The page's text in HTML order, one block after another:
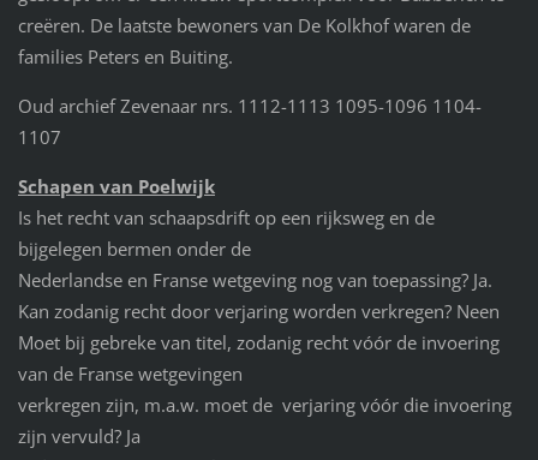
creëren. De laatste bewoners van De Kolkhof waren de
families Peters en Buiting.
Oud archief Zevenaar nrs. 1112-1113 1095-1096 1104-
1107
Schapen van Poelwijk
Is het recht van schaapsdrift op een rijksweg en de
bijgelegen bermen onder de
Nederlandse en Franse wetgeving nog van toepassing? Ja.
Kan zodanig recht door verjaring worden verkregen? Neen
Moet bij gebreke van titel, zodanig recht vóór de invoering
van de Franse wetgevingen
verkregen zijn, m.a.w. moet de verjaring vóór die invoering
zijn vervuld? Ja